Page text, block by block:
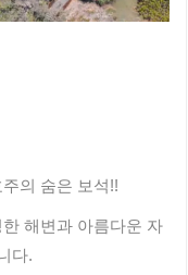
의 숨은 보석!!
해변과 아름다운 자
다.